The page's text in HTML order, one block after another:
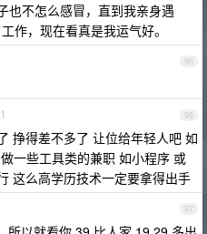
也不怎么感冒，直到我亲身遇
作，现在看真是我运气好。
95
96
1
挣得差不多了 让位给年轻人吧 如
一些工具类的兼职 如小程序 或
这么高学历技术一定要拿得出手
97